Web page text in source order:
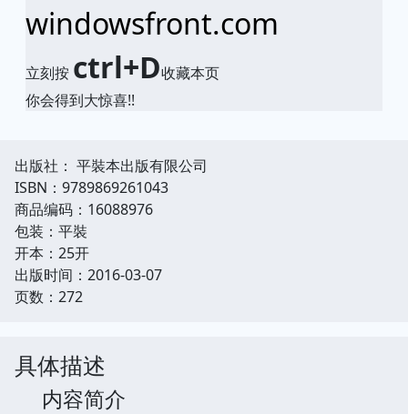
windowsfront.com
立刻按 ctrl+D收藏本页
你会得到大惊喜!!
出版社： 平裝本出版有限公司
ISBN：9789869261043
商品编码：16088976
包装：平裝
开本：25开
出版时间：2016-03-07
页数：272
具体描述
内容简介